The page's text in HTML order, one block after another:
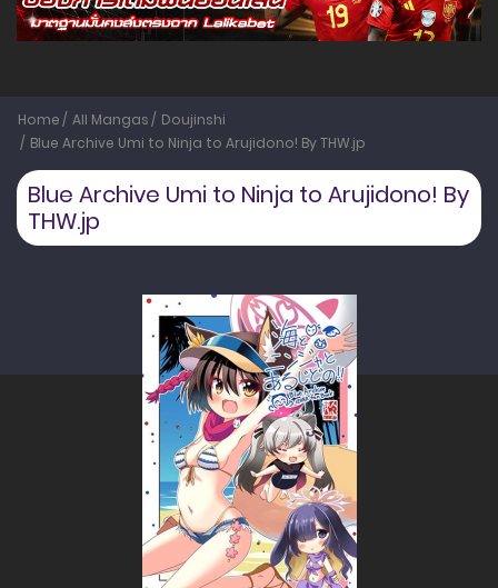
Home All Mangas
Doujinshi
Blue Archive Umi to Ninja to Arujidono! By THW.jp
Blue Archive Umi to Ninja to Arujidono! By
THW.jp